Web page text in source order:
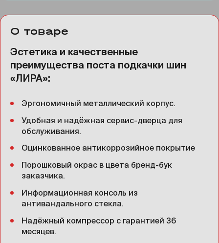
О товаре
Эстетика и качественные
преимущества поста подкачки шин
«ЛИРА»:
Эргономичный металлический корпус.
Удобная и надёжная сервис-дверца для
обслуживания.
Оцинкованное антикоррозийное покрытие
Порошковый окрас в цвета бренд-бук
заказчика.
Информационная консоль из
антивандального стекла.
Надёжный компрессор с гарантией 36
месяцев.